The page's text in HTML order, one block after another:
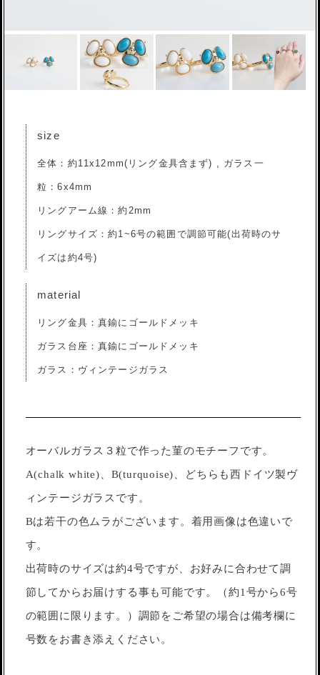
size
全体：約11x12mm(リング金具含まず) , ガラス一
粒：6x4mm
リングアーム線：約2mm
リングサイズ：約1~6号の範囲で調節可能(出荷時のサ
イズは約4号)
material
リング金具：真鍮にゴールドメッキ
ガラス台座：真鍮にゴールドメッキ
ガラス：ヴィンテージガラス
オーバルガラス３粒で作った菫のモチーフです。
A(chalk white)、B(turquoise)、どちらも西ドイツ製ヴ
ィンテージガラスです。
Bは若干の色ムラがございます。着用画像は色違いで
す。
出荷時のサイズは約4号ですが、お好みに合わせて調
節してからお届けする事も可能です。（約1号から6号
の範囲に限ります。）調節をご希望の場合は備考欄に
号数をお書き添えください。